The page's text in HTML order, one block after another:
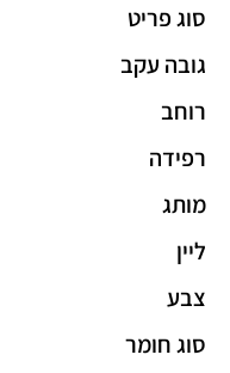
סוג פריט
גובה עקב
רוחב
רפידה
מותג
ליין
צבע
סוג חומר